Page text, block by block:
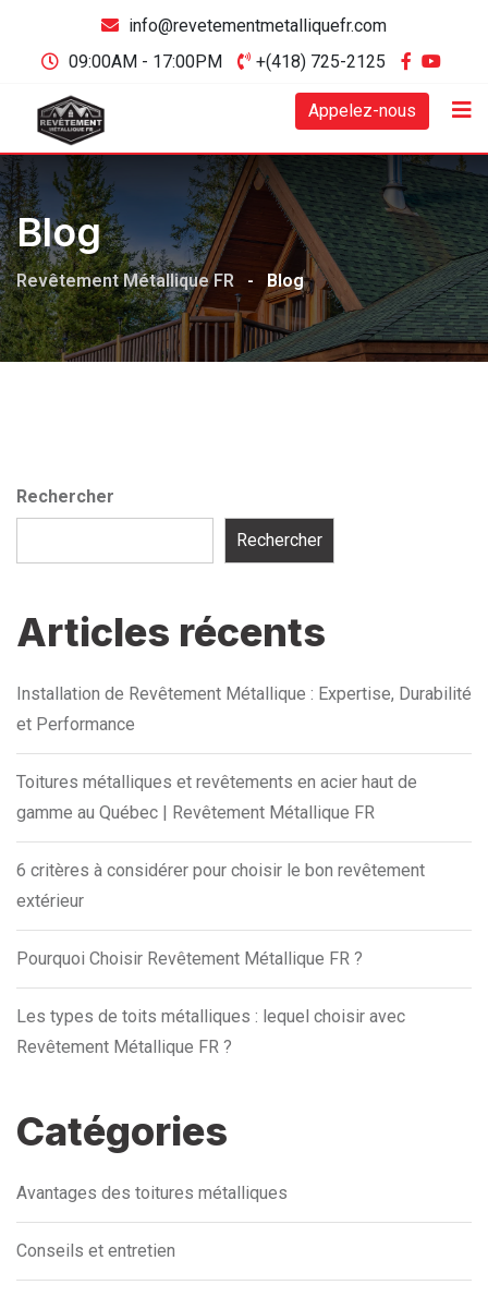
content
info@revetementmetalliquefr.com
09:00AM - 17:00PM
+(418) 725-2125
Appelez-nous
Blog
Revêtement Métallique FR - Blog
Rechercher
Rechercher
Articles récents
Installation de Revêtement Métallique : Expertise, Durabilité
et Performance
Toitures métalliques et revêtements en acier haut de
gamme au Québec | Revêtement Métallique FR
6 critères à considérer pour choisir le bon revêtement
extérieur
Pourquoi Choisir Revêtement Métallique FR ?
Les types de toits métalliques : lequel choisir avec
Revêtement Métallique FR ?
Catégories
Avantages des toitures métalliques
Conseils et entretien